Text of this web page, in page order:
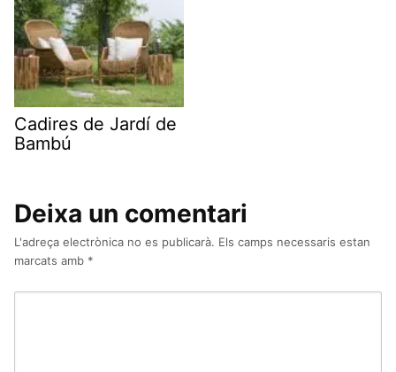
Cadires de Jardí de
Bambú
Deixa un comentari
L'adreça electrònica no es publicarà. Els camps necessaris estan
marcats amb *